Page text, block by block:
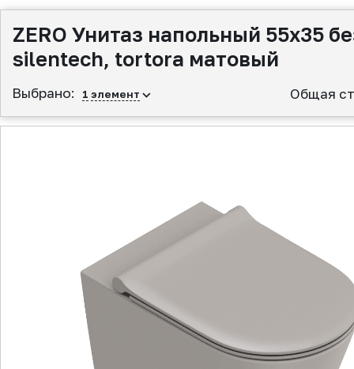
ZERO Унитаз напольный 55х35
silentech, tortora матовый
Выбрано: 1 элемент Общая